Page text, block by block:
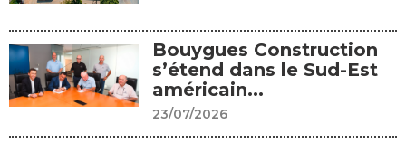
Bouygues Construction
s’étend dans le Sud-Est
américain...
23/07/2026